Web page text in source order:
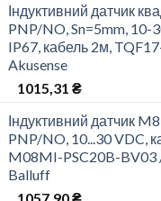
Індуктивний датчик
PNP/NO, Sn=5mm, 10-
IP67, кабель 2м,
Akusense
1015,31 ₴
Індуктивний датчик
PNP/NO, 10...30 VDC,
M08MI-PSC20B-BV03
Balluff